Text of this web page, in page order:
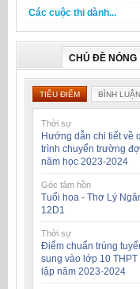
Các cuộc thi dành...
CHỦ ĐỀ NÓNG
TIÊU ĐIỂM BÌNH
Thời sự
Hướng dẫn chi tiết về
trình chuyển trường
năm học 2023-2024
Góc tâm hồn
Tuổi hoa - Thơ Lý
12D1
Thời sự
Điểm chuẩn trúng
sung vào lớp 10 THPT
lập năm 2023-2024